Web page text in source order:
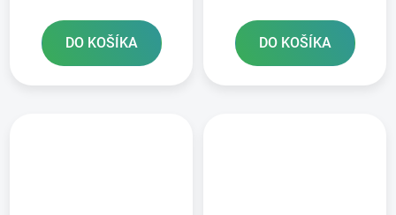
DO KOŠÍKA DO KOŠÍKA